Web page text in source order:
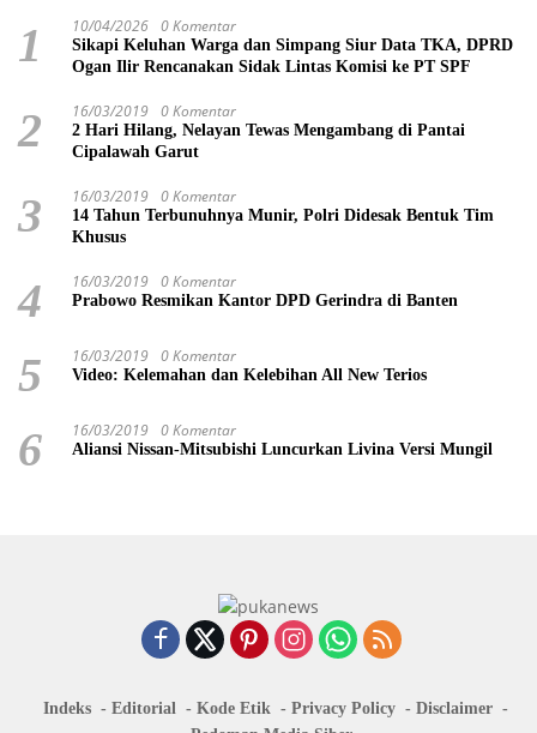
1 10/04/2026 0 Komentar
Sikapi Keluhan Warga dan Simpang Siur Data TKA, DPRD
Ogan Ilir Rencanakan Sidak Lintas Komisi ke PT SPF
2 16/03/2019 0 Komentar
2 Hari Hilang, Nelayan Tewas Mengambang di Pantai
Cipalawah Garut
3 16/03/2019 0 Komentar
14 Tahun Terbunuhnya Munir, Polri Didesak Bentuk Tim
Khusus
4 16/03/2019 0 Komentar
Prabowo Resmikan Kantor DPD Gerindra di Banten
5 16/03/2019 0 Komentar
Video: Kelemahan dan Kelebihan All New Terios
6 16/03/2019 0 Komentar
Aliansi Nissan-Mitsubishi Luncurkan Livina Versi Mungil
Indeks Editorial Kode Etik Privacy Policy
Disclaimer